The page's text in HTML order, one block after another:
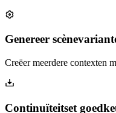
Genereer
Creëer meerdere contexten
Continuïteitset